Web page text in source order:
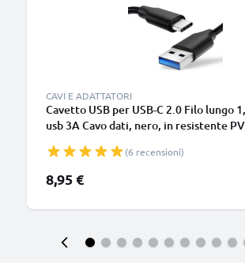
CAVI E ADATTATORI
Cavetto USB per USB-C 2.0 Filo lungo
usb 3A Cavo dati, nero, in resistente
fotocamera Canon, Panasonic Lumix,
connettore tipo C
(6 recensioni)
8,95 €